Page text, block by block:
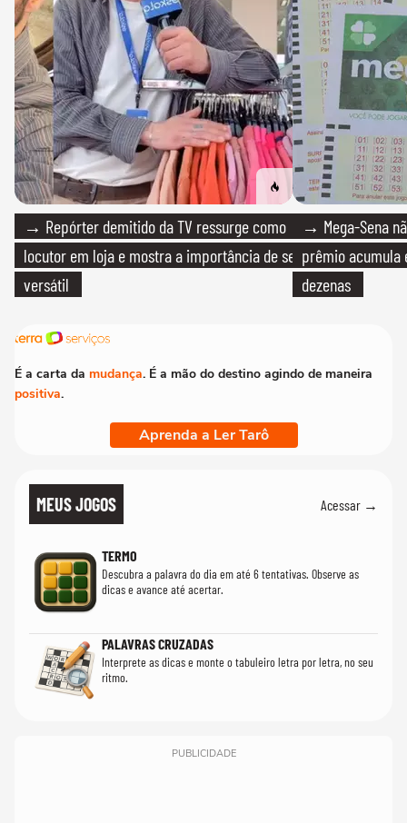
→ Repórter demitido da TV ressurge como
locutor em loja e mostra a importância de ser
versátil
→ Mega-Sena
prêmio acumula
dezenas
É a carta da mudança. É a mão do destino agindo de maneira
positiva.
Aprenda a Ler Tarô
MEUS JOGOS Acessar →
TERMO
Descubra a palavra do dia em até 6 tentativas. Observe as
dicas e avance até acertar.
PALAVRAS CRUZADAS
Interprete as dicas e monte o tabuleiro letra por letra, no seu
ritmo.
PUBLICIDADE